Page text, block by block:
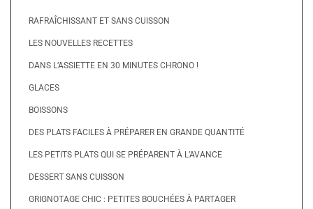
RAFRAÎCHISSANT ET SANS CUISSON
LES NOUVELLES RECETTES
DANS L’ASSIETTE EN 30 MINUTES CHRONO !
GLACES
BOISSONS
DES PLATS FACILES À PRÉPARER EN GRANDE QUANTITÉ
LES PETITS PLATS QUI SE PRÉPARENT À L’AVANCE
DESSERT SANS CUISSON
GRIGNOTAGE CHIC : PETITES BOUCHÉES À PARTAGER